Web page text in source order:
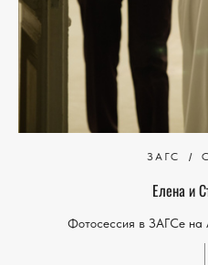
ЗАГС
Елена и
Фотосессия в ЗАГСе на